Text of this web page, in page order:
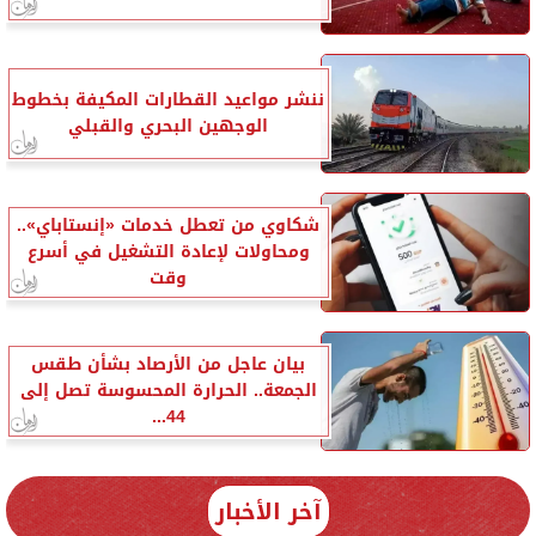
ننشر مواعيد القطارات المكيفة بخطوط
الوجهين البحري والقبلي
شكاوي من تعطل خدمات «إنستاباي»..
ومحاولات لإعادة التشغيل في أسرع
وقت
بيان عاجل من الأرصاد بشأن طقس
الجمعة.. الحرارة المحسوسة تصل إلى
44...
آخر الأخبار